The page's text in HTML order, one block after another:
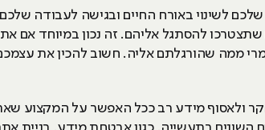
שלכם לשינוי באורח החיים ובגישה לעבודה
להסתגל אליהם. זה נכון במיוחד אם
ממה שהורגלתם אליה. חשוב להכין את
ולאסוף מידע רב ככל האפשר על המקצוע